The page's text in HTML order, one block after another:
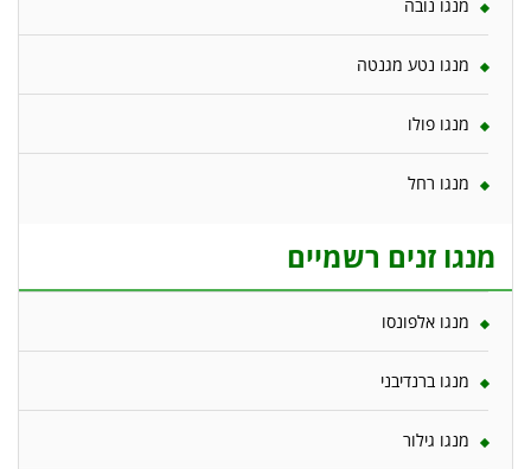
מנגו נובה
מנגו נטע מגנטה
מנגו פולו
מנגו רחל
מנגו זנים רשמיים
מנגו אלפונסו
מנגו ברנדיבני
מנגו גילור